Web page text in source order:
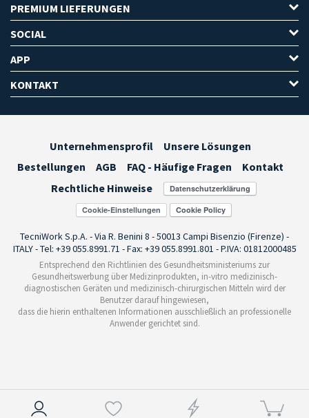
PREMIUM LIEFERUNGEN
SOCIAL
APP
KONTAKT
Unternehmensprofil
Unsere Lösungen
Bestellungen
AGB FAQ - Häufige Fragen
Kontakt
Rechtliche Hinweise
Cookie-Einstellungen
TecniWork S.p.A. - Via R. Benini 8 - 50013 Campi Bisenzio (Firenze) -
ITALY - Tel: +39 055.8991.71 - Fax: +39 055.8991.801 - P.IVA: 01812000485
Entsprechend den Richtlinien des Gesundheitsministeriums zur
Gesundheitswerbung über Medizinprodukten, in-vitro medizinisch-
diagnostischen Geräten und medizinisch-chirurgischen Mitteln wird der
Benutzer darauf hingewiesen,
dass die hierin enthaltenen Informationen ausschließlich an professionelle
Anwender gerichtet sind.